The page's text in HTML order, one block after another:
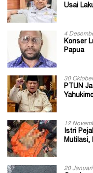
Usai
4
Konser
Papua
30
PTUN
12
Istri
Mutilasi,
20